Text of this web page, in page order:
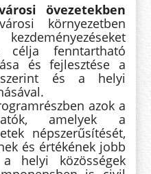
övezetekben
környezetben
célja fenntartható
és fejlesztése a
és a helyi
azok a
amelyek a
népszerűsítését,
és értékének jobb
helyi közösségek